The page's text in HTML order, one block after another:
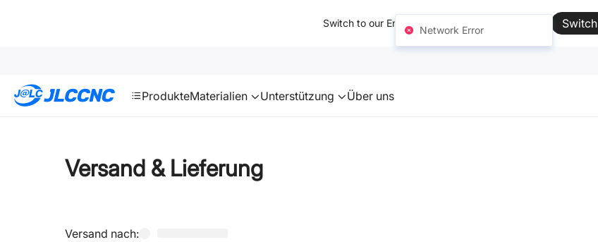
Switch to our English site for better experience → Switch
ProdukteMaterialien Unterstützung Über uns
Versand & Lieferung
Versand nach:
Network Error